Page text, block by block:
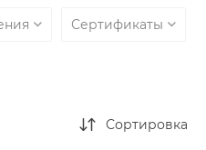
Сертификаты
Сортировка